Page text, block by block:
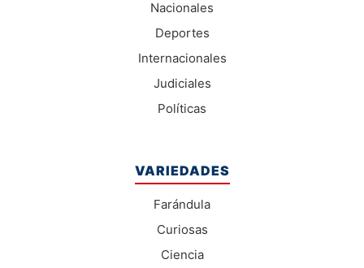
Nacionales
Deportes
Internacionales
Judiciales
Políticas
VARIEDADES
Farándula
Curiosas
Ciencia